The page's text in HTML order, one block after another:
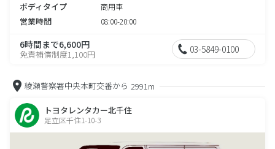
ボディタイプ 商用車
営業時間 08:00-20:00
6時間まで6,600円
免責補償制度1,100円 03-5849-0100
綾瀬警察署中央本町交番から 2991m
トヨタレンタカー北千住
足立区千住1-10-3